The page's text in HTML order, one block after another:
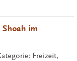
im
Freizeit,